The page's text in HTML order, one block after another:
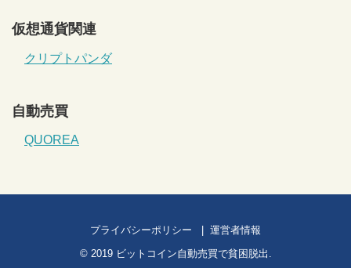
仮想通貨関連
クリプトパンダ
自動売買
QUOREA
プライバシーポリシー
運営者情報
© 2019 ビットコイン自動売買で貧困脱出